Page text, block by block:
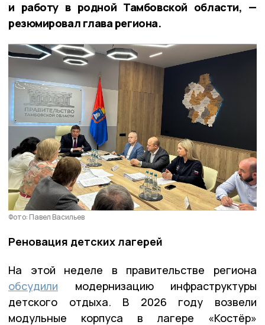
и работу в родной Тамбовской области, —
резюмировал глава региона.
Фото: Павел Васильев
Реновация детских лагерей
На этой неделе в правительстве региона
обсудили модернизацию инфраструктуры
детского отдыха. В 2026 году возвели
модульные корпуса в лагере «Костёр»